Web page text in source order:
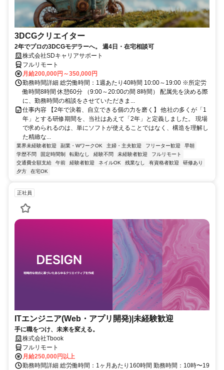
3DCGクリエイター
2年でプロの3DCGモデラーへ。 週4日・在宅相談可
株式会社SDキャリアサポート
フルリモート
月給200,000円～350,000円
勤務時間詳細 総労働時間：1週あたり40時間 10:00～19:00 ※所定労
働時間8時間 休憩60分 （9:00～20:00の間 8時間） 配属先を決める際
に、勤務時間の相談をさせていただきま...
仕事内容 【2年で決着、自立できる個の力を磨く】 他社の多くが「1
年」とする研修期間を、当社はあえて「2年」と定義しました。 現場
で求められるのは、単にソフトが使えることではなく、構造を理解し
た精緻な...
業界未経験者歓迎 副業・WワークOK 主婦・主夫歓迎 フリーター歓迎
早朝
学歴不問
固定時間制 転勤なし 経験不問 未経験者歓迎
フルリモート
交通費全額支給
午前 経験者歓迎 ネイルOK 残業なし 有資格者歓迎
研修あり
夕方
在宅OK
正社員
ITエンジニア(Web・アプリ開発)|未経験歓迎
手に職をつけ、未来を変える。
株式会社Tbook
フルリモート
月給250,000円以上
勤務時間詳細 総労働時間：1ヶ月あたり160時間 勤務時間：10時〜19